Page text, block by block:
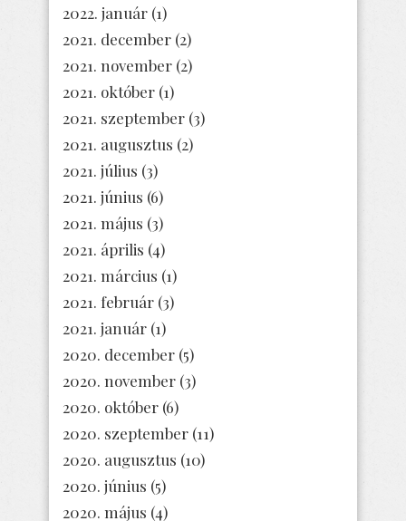
2022. január (1)
2021. december (2)
2021. november (2)
2021. október (1)
2021. szeptember (3)
2021. augusztus (2)
2021. július (3)
2021. június (6)
2021. május (3)
2021. április (4)
2021. március (1)
2021. február (3)
2021. január (1)
2020. december (5)
2020. november (3)
2020. október (6)
2020. szeptember (11)
2020. augusztus (10)
2020. június (5)
2020. május (4)